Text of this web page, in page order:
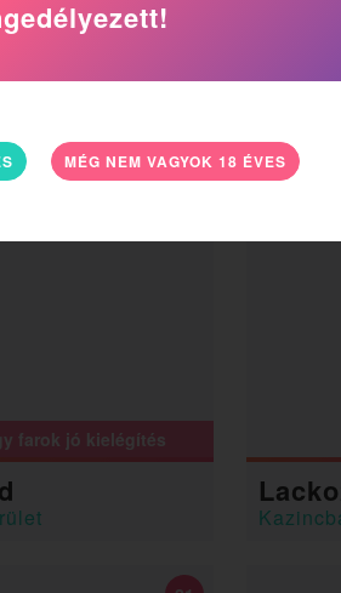
farok jó kielégítés
MÉG NEM VAGYOK 18 ÉVES